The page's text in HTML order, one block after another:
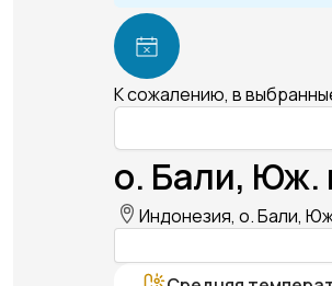
К сожалению, в
о. Бали, Юж.
Индонезия, о. Бали,